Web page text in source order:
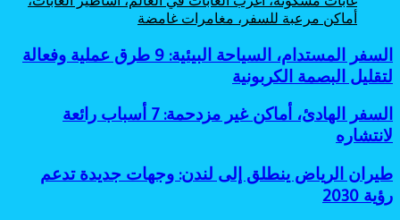
أماكن مرعبة للسفر، مغامرات غامضة
السفر
المستدام،
السياحة
البيئية:
9
طرق
وفعالة
لتقليل
البصمة
السفر المستدام، السياحة البيئية: 9 طرق عملية وفعالة
لتقليل البصمة الكربونية
السفر
الهادئ،
أماكن
غير
مزدحمة:
7
السفر الهادئ، أماكن غير مزدحمة: 7 أسباب رائعة
لانتشاره
طيران
الرياض
ينطلق
طيران الرياض ينطلق إلى لندن: وجهات جديدة تدعم
رؤية 2030